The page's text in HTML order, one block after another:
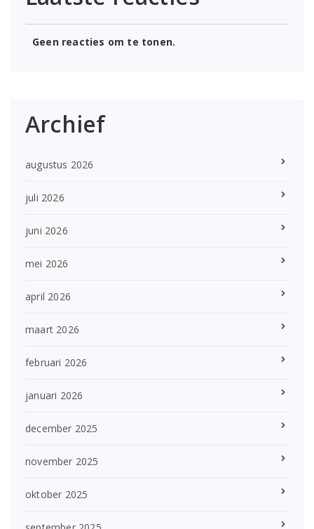
Geen reacties om te tonen.
Archief
augustus 2026
juli 2026
juni 2026
mei 2026
april 2026
maart 2026
februari 2026
januari 2026
december 2025
november 2025
oktober 2025